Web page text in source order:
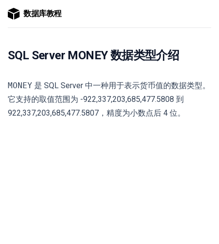
数据库教程
SQL Server MONEY 数据类型介绍
MONEY 是 SQL Server 中一种用于表示货币值的数据类型。
它支持的取值范围为 -922,337,203,685,477.5808 到
922,337,203,685,477.5807，精度为小数点后 4 位。